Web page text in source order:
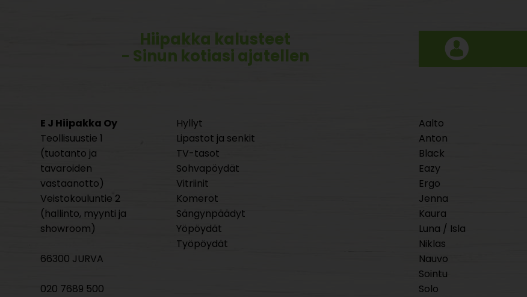
Hiipakka kalusteet
- Sinun kotiasi ajatellen
E J Hiipakka Oy
Teollisuustie 1
(tuotanto ja
tavaroiden
vastaanotto)
Veistokouluntie 2
(hallinto, myynti ja
showroom)
66300 JURVA
020 7689 500
Hyllyt
Lipastot ja senkit
TV-tasot
Sohvapöydät
Vitriinit
Komerot
Sängynpäädyt
Yöpöydät
Työpöydät
Aalto
Anton
Black
Eazy
Ergo
Jenna
Kaura
Luna / Isla
Niklas
Nauvo
Sointu
Solo